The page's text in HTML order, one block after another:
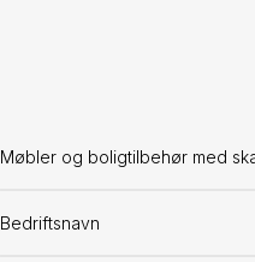
Møbler og boligtilbehør med
Bedriftsnavn